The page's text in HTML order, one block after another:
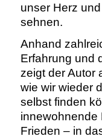
unser Herz
sehnen.
Anhand
Erfahrung und
zeigt der Autor
wie wir wieder
selbst finden
innewohnende
Frieden – in